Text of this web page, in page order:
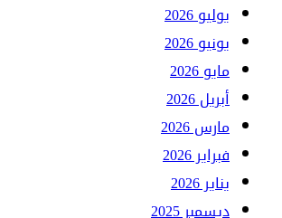
يوليو 2026
يونيو 2026
مايو 2026
أبريل 2026
مارس 2026
فبراير 2026
يناير 2026
ديسمبر 2025